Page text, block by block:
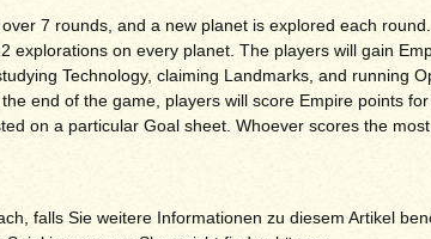
7 rounds, and a new planet is explored each
explorations on every planet. The players will gain
Technology, claiming Landmarks, and running
end of the game, players will score Empire points
on a particular Goal sheet. Whoever scores the
falls Sie weitere Informationen zu diesem Artikel